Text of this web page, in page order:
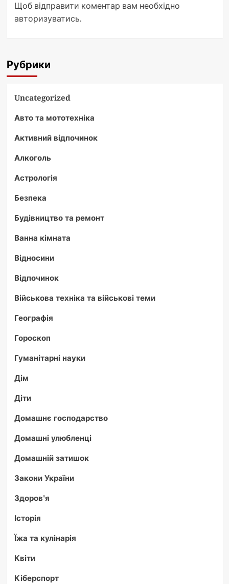
Щоб відправити коментар вам необхідно
авторизуватись.
Рубрики
Uncategorized
Авто та мототехніка
Активний відпочинок
Алкоголь
Астрологія
Безпека
Будівництво та ремонт
Ванна кімната
Відносини
Відпочинок
Військова техніка та військові теми
Географія
Гороскоп
Гуманітарні науки
Дім
Діти
Домашнє господарство
Домашні улюбленці
Домашній затишок
Закони України
Здоров'я
Історія
Їжа та кулінарія
Квіти
Кіберспорт